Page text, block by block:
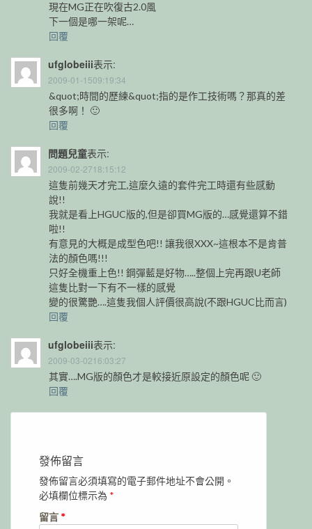
現在MG正在吹復古2.0風
下一個是哪一架呢…
回覆
ufglobeiii表示:
2009-01-1509:19:34
&quot;時間的歷練&quot;指的是作工技術嗎？那真的差
很多啊！ 🙂
回覆
問題兒童表示:
2009-02-2718:15:12
這隻前幾天才完工,這麼久遠的套件完工時還有些感動
說!!
我就是看上HGUC版的,但是卻買MG版的…感覺還算不錯
啦!!
有意見的大概是成型色吧!! 讓我很XXX~這根本不是肯普
法的顏色嗎!!!
只好全機重上色!! 鋼彈藍是好物…..整個上完再跟U老師
這隻比對一下有不一樣的感覺
變的很驚艷….這隻我個人評價很高說(不跟HGUC比而言)
回覆
ufglobeiii表示:
2009-03-0216:03:27
其實….MG版的顏色才是較接近原設定的顏色呢 🙂
回覆
發佈留言
發佈留言必須填寫的電子郵件地址不會公開。
必填欄位標示為 *
留言 *